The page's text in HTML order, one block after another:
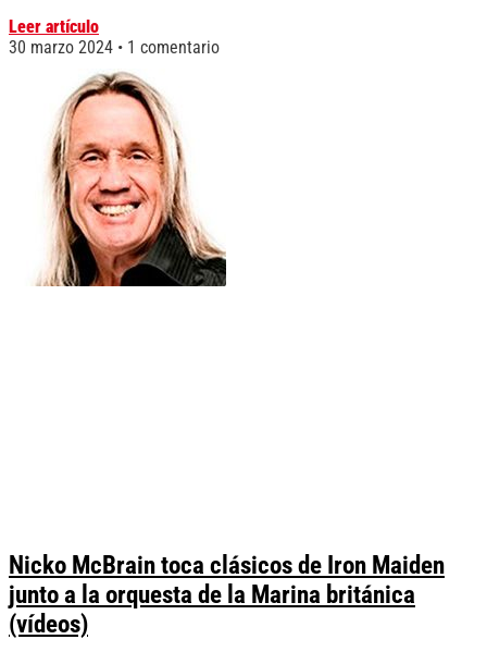
Leer artículo
30 marzo 2024
1 comentario
Nicko McBrain toca clásicos de Iron Maiden
junto a la orquesta de la Marina británica
(vídeos)